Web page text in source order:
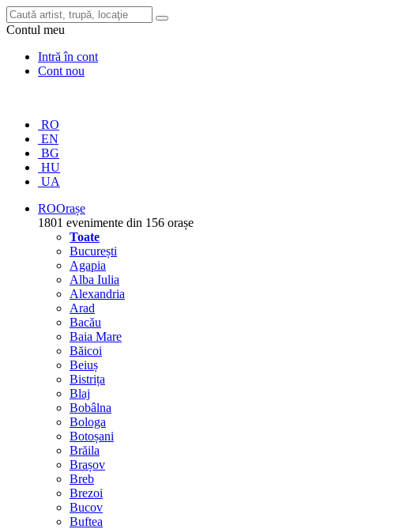
Contul meu
Intră în cont
Cont nou
RO
EN
BG
HU
UA
ROOrașe
1801 evenimente din 156 orașe
Toate
București
Agapia
Alba Iulia
Alexandria
Arad
Bacău
Baia Mare
Băicoi
Beiuș
Bistrița
Blaj
Bobâlna
Bologa
Botoșani
Brăila
Brașov
Breb
Brezoi
Bucov
Buftea